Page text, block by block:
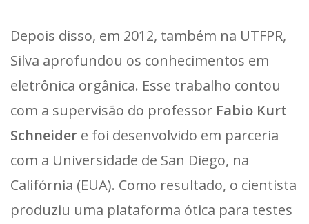
Depois disso, em 2012, também na UTFPR,
Silva aprofundou os conhecimentos em
eletrônica orgânica. Esse trabalho contou
com a supervisão do professor Fabio Kurt
Schneider e foi desenvolvido em parceria
com a Universidade de San Diego, na
Califórnia (EUA). Como resultado, o cientista
produziu uma plataforma ótica para testes